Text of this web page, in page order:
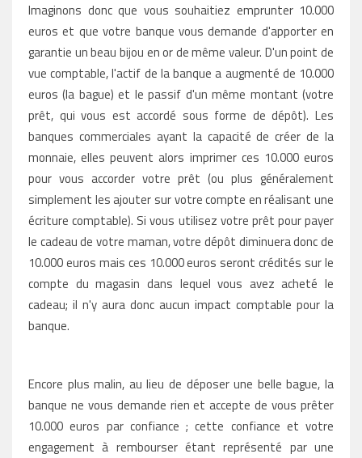
Imaginons donc que vous souhaitiez emprunter 10.000
euros et que votre banque vous demande d'apporter en
garantie un beau bijou en or de même valeur. D'un point de
vue comptable, l'actif de la banque a augmenté de 10.000
euros (la bague) et le passif d'un même montant (votre
prêt, qui vous est accordé sous forme de dépôt). Les
banques commerciales ayant la capacité de créer de la
monnaie, elles peuvent alors imprimer ces 10.000 euros
pour vous accorder votre prêt (ou plus généralement
simplement les ajouter sur votre compte en réalisant une
écriture comptable). Si vous utilisez votre prêt pour payer
le cadeau de votre maman, votre dépôt diminuera donc de
10.000 euros mais ces 10.000 euros seront crédités sur le
compte du magasin dans lequel vous avez acheté le
cadeau; il n'y aura donc aucun impact comptable pour la
banque.
Encore plus malin, au lieu de déposer une belle bague, la
banque ne vous demande rien et accepte de vous prêter
10.000 euros par confiance ; cette confiance et votre
engagement à rembourser étant représenté par une